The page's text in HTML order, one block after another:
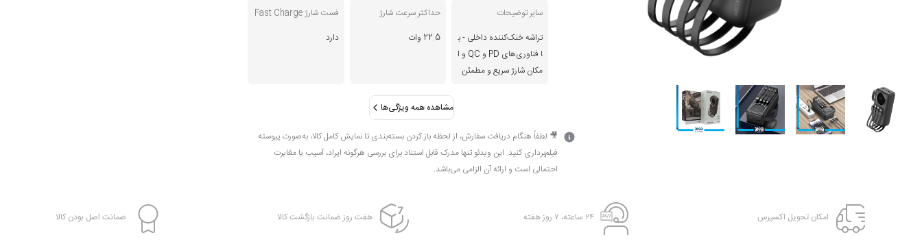
سایر توضیحات
تراشه خنک‌کننده داخلی - ب
ا فناوری‌های PD و QC و ا
مکان شارژ سریع و مطمئن
حداکثر سرعت شارژ
22.5 وات
فست شارژ Fast Charge
دارد
مشاهده همه ویژگی‌ها
🎥 لطفاً هنگام دریافت سفارش، از لحظه باز کردن بسته‌بندی تا نمایش کامل کالا، به‌صورت پیوسته
فیلم‌برداری کنید. این ویدئو تنها مدرک قابل استناد برای بررسی هرگونه ایراد، آسیب یا مغایرت
احتمالی است و ارائه آن الزامی می‌باشد.
امکان تحویل اکسپرس ۲۴ ساعته، ۷ روز هفته هفت روز ضمانت بازگشت کالا ضمانت اصل بودن کالا